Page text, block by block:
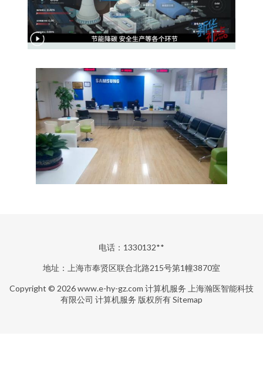
电话：1330132**
地址：上海市奉贤区联合北路215号第1幢3870室
Copyright © 2026www.e-hy-gz.com 计算机服务 上海瀚医智能科技
有限公司 计算机服务 版权所有Sitemap